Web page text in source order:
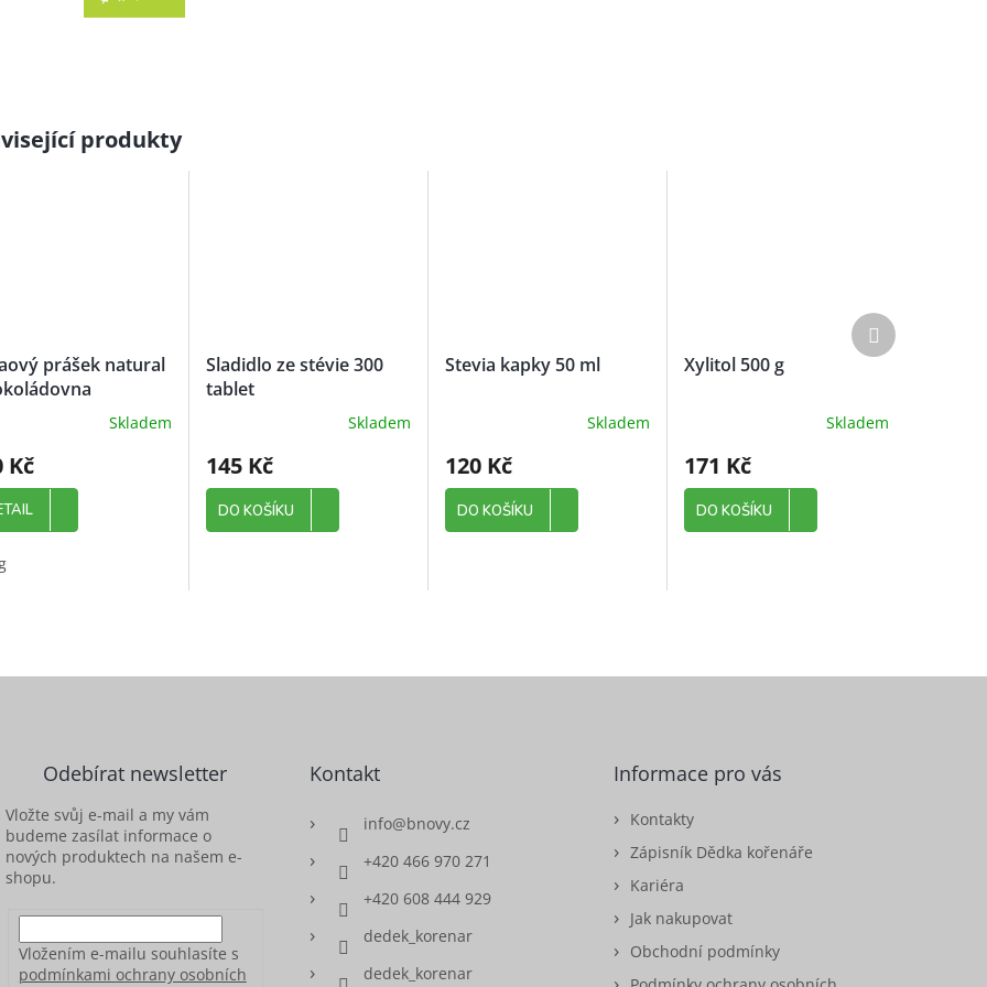
produkty
prášek natural
Skladem
Kč
Sladidlo ze stévie 300
tablet
Skladem
145 Kč
DO KOŠÍKU
Stevia kapky 50 ml
Skladem
120 Kč
DO KOŠÍKU
Xylitol 500 g
Skladem
171 Kč
DO KOŠÍKU
Další
produkt
Odebírat newsletter
Vložte svůj e-mail a my vám
budeme zasílat informace o
nových produktech na našem e-
shopu.
Vložením e-mailu souhlasíte s
podmínkami ochrany osobních
Kontakt
info@bnovy.cz
+420 466 970 271
+420 608 444 929
dedek_korenar
dedek_korenar
Informace pro vás
Kontakty
Zápisník Dědka kořenáře
Kariéra
Jak nakupovat
Obchodní podmínky